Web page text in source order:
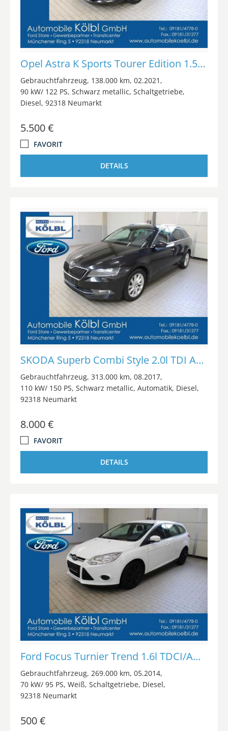
Opel Astra K Sports Tourer Edition 1.5l/KAMERA/ LED/
Gebrauchtfahrzeug 138.000 km 02.2021
90 kW/ 122 PS Schwarz metallic Schaltgetriebe
Diesel 92318 Neumarkt
5.500 €
FAVORIT
DETAILS
SKODA Superb Combi Style 2.0l TDI Auto./NAVI/ACC/AHK
Gebrauchtfahrzeug 313.000 km 08.2017
110 kW/ 150 PS Schwarz metallic Automatik Diesel
92318 Neumarkt
8.000 €
FAVORIT
DETAILS
Ford Focus Turnier Trend 1.6l TDCI/AHK/KLIMA/RADIO
Gebrauchtfahrzeug 269.000 km 05.2014
70 kW/ 95 PS Weiß Schaltgetriebe Diesel
92318 Neumarkt
500 €